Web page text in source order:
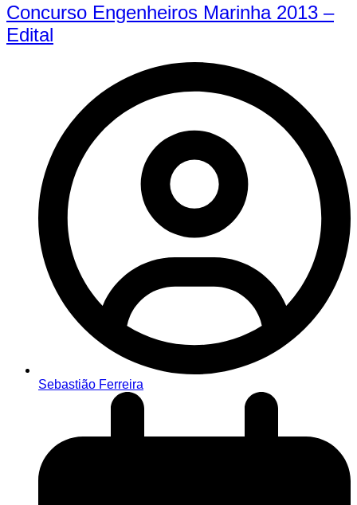
Concurso Engenheiros Marinha 2013 –
Edital
Sebastião Ferreira